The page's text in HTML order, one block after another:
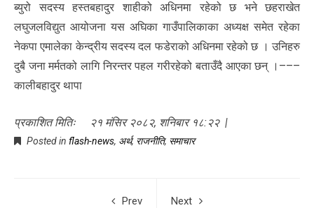
ब्युरो सदस्य हस्तबहादुर शाहीको अधिनमा रहेको छ भने छहराखेत
लघुजलविद्युत आयोजना यस अघिका गाउँपालिकाका अध्यक्ष समेत रहेका
नेकपा एमालेका केन्द्रीय सदस्य दल फडेराको अधिनमा रहेको छ । उनिहरु
दुबै जना मर्मतको लागि निरन्तर पहल गरीरहेको बताउँदै आएका छन् ।–––
कालीबहादुर थापा
प्रकाशित मितिः २१ मंसिर २०८२, शनिबार १८:२२ |
Posted in flash-news, अर्थ, राजनीति, समाचार
Prev
Next